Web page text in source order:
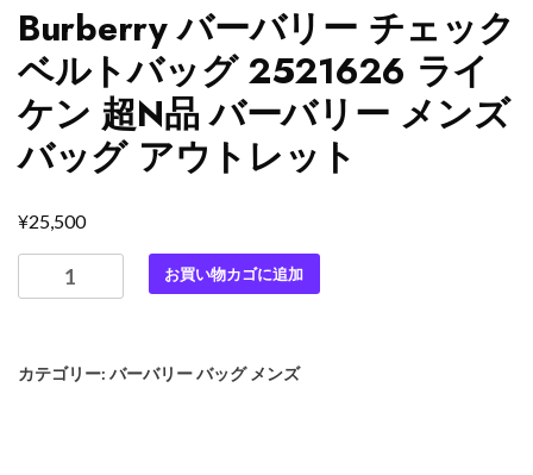
Burberry バーバリー チェック
ベルトバッグ 2521626 ライ
ケン 超N品 バーバリー メンズ
バッグ アウトレット
¥25,500
Burberry
バ
リ
お買い物カゴに追加
カテゴリー: バーバリー バッグ メンズ